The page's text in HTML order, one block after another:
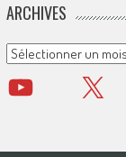
ARCHIVES
Archives
YouTube X